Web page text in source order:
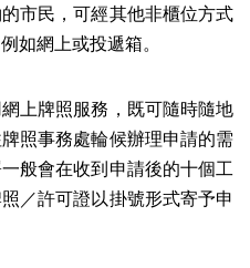
市民，可經其他非櫃位方式
如網上或投遞箱。
上牌照服務，既可隨時隨地
照事務處輪候辦理申請的需
般會在收到申請後的十個工
／許可證以掛號形式寄予申